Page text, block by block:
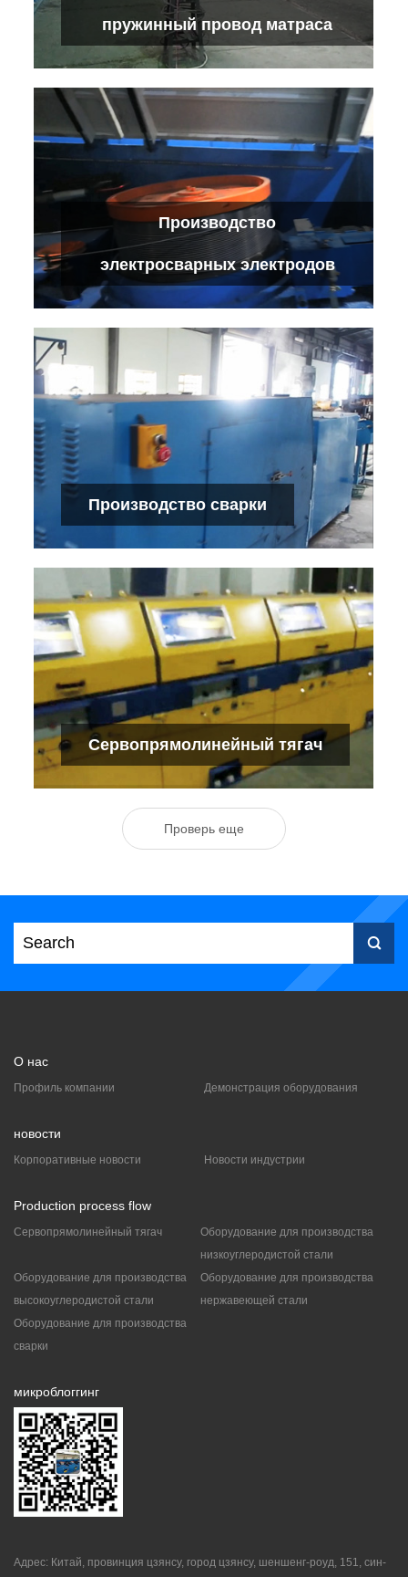
Проверьте детали
пружинный провод матраса
Высокоуглеродистый пружинный
провод матраса
Проверьте детали
Производство
электросварных электродов
Производство электросварных
электродов
Проверьте детали
Производство сварки
Производство сварки
Проверьте детали
Сервопрямолинейный тягач
Сервопрямолинейный тягач
Проверь еще

О нас
Профиль компании Демонстрация оборудования
новости
Корпоративные новости Новости индустрии
Production process flow
Сервопрямолинейный тягач
Оборудование для производства
низкоуглеродистой стали
Оборудование для производства
высокоуглеродистой стали
Оборудование для производства
нержавеющей стали
Оборудование для производства
сварки
микроблоггинг
Адрес: Китай, провинция цзянсу, город цзянсу, шеншенг-роуд, 151, син-